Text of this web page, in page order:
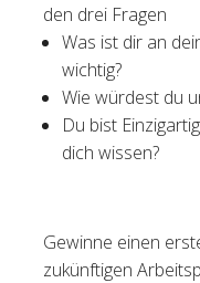
den drei Fragen
Was ist dir an
wichtig?
Wie würdest du
Du bist
dich wissen?
Gewinne einen
zukünftigen